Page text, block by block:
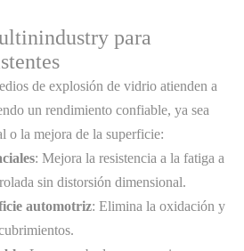
para
de explosión de vidrio atienden a
un rendimiento confiable, ya sea
o la mejora de la superficie:
: Mejora la resistencia a la fatiga a
sin distorsión dimensional.
automotriz: Elimina la oxidación y